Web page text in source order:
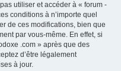
utiliser et accéder à « forum -
conditions à n’importe quel
de ces modifications, bien que
par vous-même. En effet, si
.com » après que des
d’être légalement
à jour.